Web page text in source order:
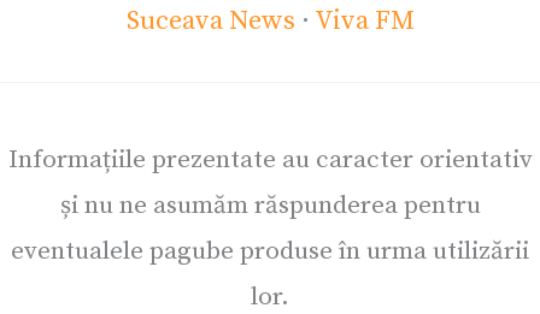
Suceava News · Viva FM
Informațiile prezentate au caracter orientativ
și nu ne asumăm răspunderea pentru
eventualele pagube produse în urma utilizării
lor.